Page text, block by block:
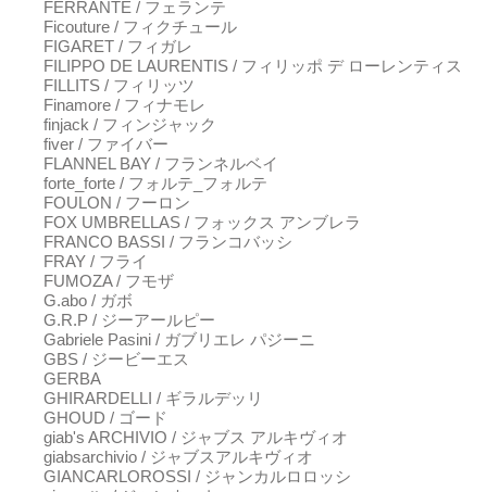
FERRANTE / フェランテ
Ficouture / フィクチュール
FIGARET / フィガレ
FILIPPO DE LAURENTIS / フィリッポ デ ローレンティス
FILLITS / フィリッツ
Finamore / フィナモレ
finjack / フィンジャック
fiver / ファイバー
FLANNEL BAY / フランネルベイ
forte_forte / フォルテ_フォルテ
FOULON / フーロン
FOX UMBRELLAS / フォックス アンブレラ
FRANCO BASSI / フランコバッシ
FRAY / フライ
FUMOZA / フモザ
G.abo / ガボ
G.R.P / ジーアールピー
Gabriele Pasini / ガブリエレ パジーニ
GBS / ジービーエス
GERBA
GHIRARDELLI / ギラルデッリ
GHOUD / ゴード
giab's ARCHIVIO / ジャブス アルキヴィオ
giabsarchivio / ジャブスアルキヴィオ
GIANCARLOROSSI / ジャンカルロロッシ